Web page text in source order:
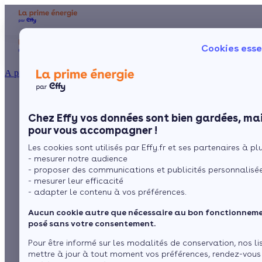
Cookies
Chez Effy vos données sont bien gardées,
pour vous accompagner !
Les cookies sont utilisés par Effy.fr et ses partenaires à
- mesurer notre audience
- proposer des communications et publicités
- mesurer leur efficacité
- adapter le contenu à vos préférences.
Aucun cookie autre que nécessaire au bon
posé sans votre consentement.
Pour être informé sur les modalités de conservation, nos
mettre à jour à tout moment vos préférences, rendez-
À propos
Le concept
Comment l'obtenir ?
Chauffage
Poêle à
MaPrimeRénov' : une
aide précieuse, une
cible pour les fraudes
Sommaire
MaPrimeRénov' une aide officielle de l’Anah bien